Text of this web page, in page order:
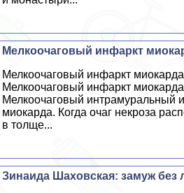
Мелкоочаговый инфаркт
Мелкоочаговый инфаркт миокарда
Мелкоочаговый инфаркт миокарда
Мелкоочаговый интрамуральный
миокарда. Когда очаг некроза
в толще...
Зинаида Шаховская: замуж без